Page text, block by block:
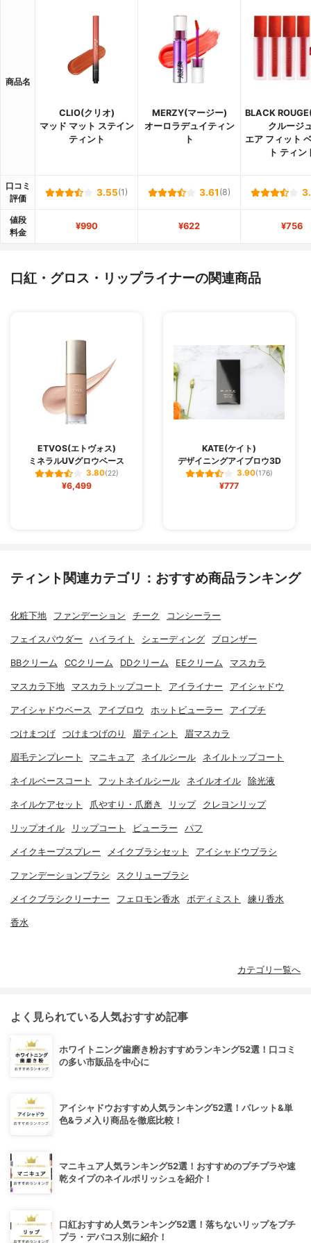
商品名
CLIO(クリオ)
マッド マット ステイン
ティント
MERZY(マージー)
オーロラデュイティン
ト
BLACK
クルージ
エア フィット
ト ティン
口コミ
評価
3.55(1) 3.61 (8)
値段
料金
¥990 ¥622 ¥756
口紅・グロス・リップライナーの関連商品
ETVOS(エトヴォス)
ミネラルUVグロウベース
3.80(22)
¥6,499
KATE(ケイト)
デザイニングアイブロウ3D
3.90(176)
¥777
ティント関連カテゴリ：おすすめ商品ランキング
化粧下地 ファンデーション チーク コンシーラー
フェイスパウダー ハイライト シェーディング ブロンザー
BBクリーム CCクリーム DDクリーム EEクリーム マスカラ
マスカラ下地 マスカラトップコート アイライナー アイシャドウ
アイシャドウベース アイブロウ ホットビューラー アイプチ
つけまつげ つけまつげのり 眉ティント 眉マスカラ
眉毛テンプレート マニキュア ネイルシール ネイルトップコート
ネイルベースコート フットネイルシール ネイルオイル 除光液
ネイルケアセット 爪やすり・爪磨き リップ クレヨンリップ
リップオイル リップコート ビューラー パフ
メイクキープスプレー メイクブラシセット アイシャドウブラシ
ファンデーションブラシ スクリューブラシ
メイクブラシクリーナー フェロモン香水 ボディミスト 練り香水
香水
カテゴリ一覧へ
よく見られている人気おすすめ記事
ホワイトニング歯磨き粉おすすめランキング52選！口コミ
の多い市販品を中心に
アイシャドウおすすめ人気ランキング52選！パレット&単
色&ラメ入り商品を徹底比較！
マニキュア人気ランキング52選！おすすめのプチプラや速
乾タイプのネイルポリッシュを紹介！
口紅おすすめ人気ランキング52選！落ちないリップをプチ
プラ・デパコス別に紹介！